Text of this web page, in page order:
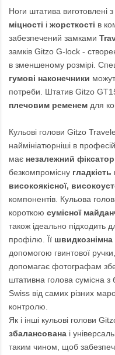
Ноги штатива виготовлені
міцності і жорсткості в
забезпечений замками
замків Gitzo G-lock -
в зменшеному розмірі.
гумові наконечники
потреби. Штатив Gitzo
плечовим ременем для
Кульові голови Gitzo
наймініатюрніші в
має незалежний
безкомпромісну гладкість
високоякісної,
компонентів. Кульова
короткою сумісної
також ідеально підходить
профілю. Її
допомогою гвинтової
допомагає фотографам
штативна голова сумісна з
Swiss від самих різних
контролю.
Як і інші кульові голови
збалансована і
таким чином, щоб